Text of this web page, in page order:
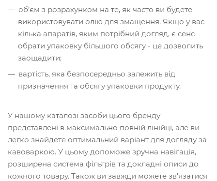
об’єм з розрахунком на те, як часто ви будете
використовувати олію для змащення. Якщо у вас
кілька апаратів, яким потрібний догляд, є сенс
обрати упаковку більшого обсягу - це дозволить
заощадити;
вартість, яка безпосередньо залежить від
призначення та обсягу упаковки продукту.
У нашому каталозі засоби цього бренду
представлені в максимально повній лінійці, але ви
легко знайдете оптимальний варіант для догляду за
кавоваркою. У цьому допоможе зручна навігація,
розширена система фільтрів та докладні описи до
кожного товару. Також ви завжди можете зв'язатися